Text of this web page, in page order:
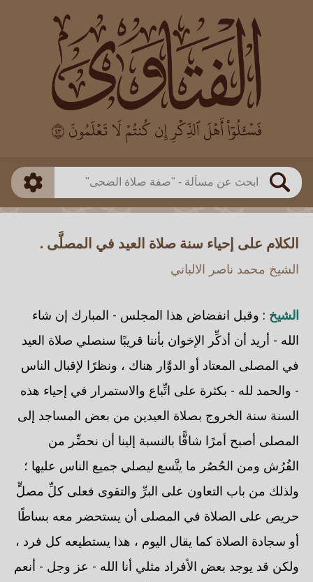
بحث
العالم
بن باز
بن العثيمين
اللجنة الدائمة
طريقة البحث
ذكي
الكلام على إحياء سنة صلاة العيد في المصلَّى .
الشيخ محمد ناصر الالباني
الشيخ : وقبل انفضاض هذا المجلس - المبارك إن شاء
الله - أريد أن أذكِّر الإخوان بأننا قريبًا سنصلي صلاة العيد
في المصلى المعتاد أو الدوَّار هناك ، ونظرًا لإقبال الناس
- والحمد لله - بكثرة على اتِّباع والاستمرار في إحياء هذه
السنة سنة الخروج بصلاة العيدين من بعض المساجد إلى
المصلى أصبح أمرًا شاقًّا بالنسبة إلينا أن نحضِّر من
الفُرُش ومن الحُصُر ما يتَّسع ليصلي جميع الناس عليها ؛
ولذلك من باب التعاون على البرِّ والتقوى فعلى كلِّ مصلٍّ
حريص على الصلاة في المصلى أن يستحضر معه بساطًا
أو سجادة الصلاة كما يقال اليوم ، هذا يستطيعه كل فرد ،
ولكن قد يوجد بعض الأفراد مثلي أنا الله - عز وجل - أنعم